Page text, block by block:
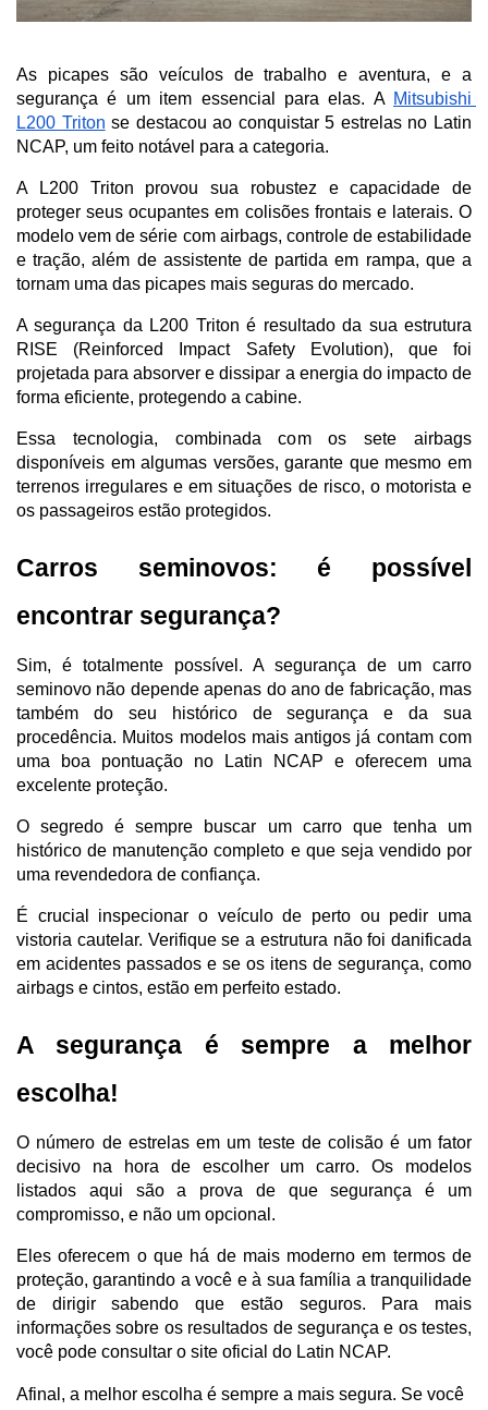
As picapes são veículos de trabalho e aventura, e a
segurança é um item essencial para elas. A Mitsubishi
L200 Triton se destacou ao conquistar 5 estrelas no Latin
NCAP, um feito notável para a categoria.
A L200 Triton provou sua robustez e capacidade de
proteger seus ocupantes em colisões frontais e laterais. O
modelo vem de série com airbags, controle de estabilidade
e tração, além de assistente de partida em rampa, que a
tornam uma das picapes mais seguras do mercado.
A segurança da L200 Triton é resultado da sua estrutura
RISE (Reinforced Impact Safety Evolution), que foi
projetada para absorver e dissipar a energia do impacto de
forma eficiente, protegendo a cabine.
Essa tecnologia, combinada com os sete airbags
disponíveis em algumas versões, garante que mesmo em
terrenos irregulares e em situações de risco, o motorista e
os passageiros estão protegidos.
Carros seminovos: é possível
encontrar segurança?
Sim, é totalmente possível. A segurança de um carro
seminovo não depende apenas do ano de fabricação, mas
também do seu histórico de segurança e da sua
procedência. Muitos modelos mais antigos já contam com
uma boa pontuação no Latin NCAP e oferecem uma
excelente proteção.
O segredo é sempre buscar um carro que tenha um
histórico de manutenção completo e que seja vendido por
uma revendedora de confiança.
É crucial inspecionar o veículo de perto ou pedir uma
vistoria cautelar. Verifique se a estrutura não foi danificada
em acidentes passados e se os itens de segurança, como
airbags e cintos, estão em perfeito estado.
A segurança é sempre a melhor
escolha!
O número de estrelas em um teste de colisão é um fator
decisivo na hora de escolher um carro. Os modelos
listados aqui são a prova de que segurança é um
compromisso, e não um opcional.
Eles oferecem o que há de mais moderno em termos de
proteção, garantindo a você e à sua família a tranquilidade
de dirigir sabendo que estão seguros. Para mais
informações sobre os resultados de segurança e os testes,
você pode consultar o site oficial do Latin NCAP.
Afinal, a melhor escolha é sempre a mais segura. Se você